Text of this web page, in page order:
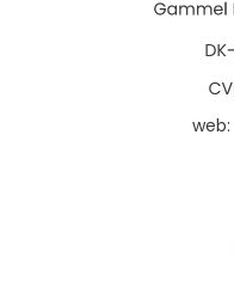
web: